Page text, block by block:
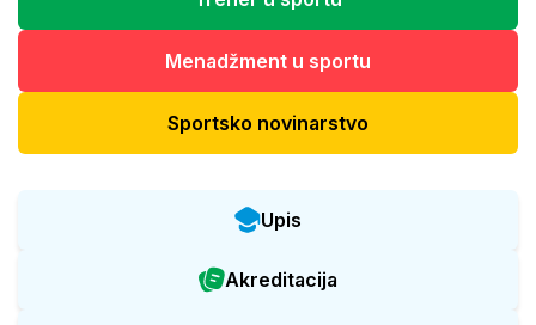
Menadžment u sportu
Sportsko novinarstvo
Upis
Akreditacija